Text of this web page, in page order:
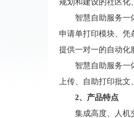
规划和建设的社区化
智慧自助服务一
申请单打印模块、凭
提供一对一的自动化
智慧自助服务一
上传、自助打印批
2、产品特点
集成高度、人机